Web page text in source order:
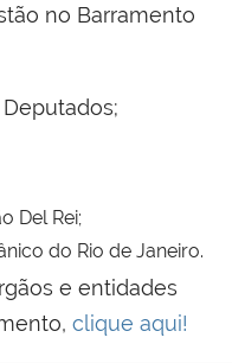
no Barramento
Del Rei;
do Rio de Janeiro.
e entidades
clique aqui!